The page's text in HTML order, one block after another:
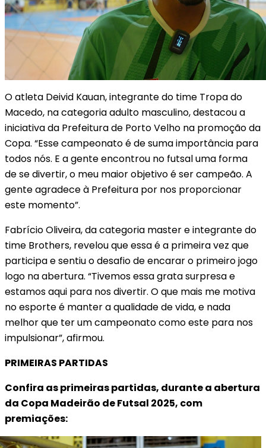
O atleta Deivid Kauan, integrante do time Tropa do
Macedo, na categoria adulto masculino, destacou a
iniciativa da Prefeitura de Porto Velho na promoção da
Copa. “Esse campeonato é de suma importância para
todos nós. E a gente encontrou no futsal uma forma
de se divertir, o meu maior objetivo é ser campeão. A
gente agradece à Prefeitura por nos proporcionar
este momento”.
Fabrício Oliveira, da categoria master e integrante do
time Brothers, revelou que essa é a primeira vez que
participa e sentiu o desafio de encarar o primeiro jogo
logo na abertura. “Tivemos essa grata surpresa e
estamos aqui para nos divertir. O que mais me motiva
no esporte é manter a qualidade de vida, e nada
melhor que ter um campeonato como este para nos
impulsionar”, afirmou.
PRIMEIRAS PARTIDAS
Confira as primeiras partidas, durante a abertura
da Copa Madeirão de Futsal 2025, com
premiações: